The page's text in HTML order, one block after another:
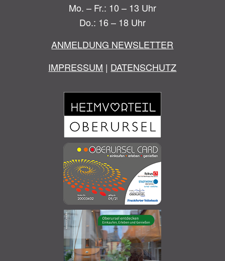
Mo. – Fr.: 10 – 13 Uhr
Do.: 16 – 18 Uhr
ANMELDUNG NEWSLETTER
IMPRESSUM | DATENSCHUTZ